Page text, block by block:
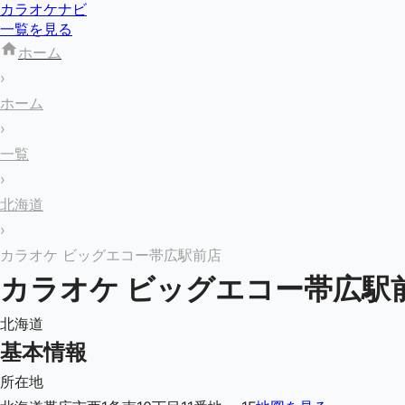
カラオケナビ
一覧を見る
ホーム
›
ホーム
›
一覧
›
北海道
›
カラオケ ビッグエコー帯広駅前店
カラオケ ビッグエコー帯広駅
北海道
基本情報
所在地